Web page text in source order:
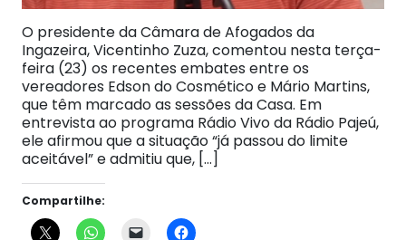
O presidente da Câmara de Afogados da
Ingazeira, Vicentinho Zuza, comentou nesta terça-
feira (23) os recentes embates entre os
vereadores Edson do Cosmético e Mário Martins,
que têm marcado as sessões da Casa. Em
entrevista ao programa Rádio Vivo da Rádio Pajeú,
ele afirmou que a situação “já passou do limite
aceitável” e admitiu que, […]
Compartilhe: